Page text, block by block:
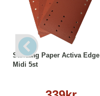
Sanding Paper Activa Edge
Midi 5st